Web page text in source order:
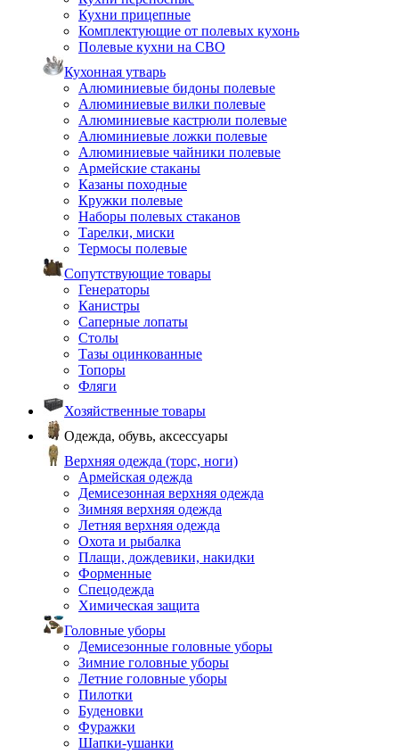
Кухни прицепные
Комплектующие от полевых кухонь
Полевые кухни на СВО
Кухонная утварь
Алюминиевые бидоны полевые
Алюминиевые вилки полевые
Алюминиевые кастрюли полевые
Алюминиевые ложки полевые
Алюминиевые чайники полевые
Армейские стаканы
Казаны походные
Кружки полевые
Наборы полевых стаканов
Тарелки, миски
Термосы полевые
Сопутствующие товары
Генераторы
Канистры
Саперные лопаты
Столы
Тазы оцинкованные
Топоры
Фляги
Хозяйственные товары
Одежда, обувь, аксессуары
Верхняя одежда (торс, ноги)
Армейская одежда
Демисезонная верхняя одежда
Зимняя верхняя одежда
Летняя верхняя одежда
Охота и рыбалка
Плащи, дождевики, накидки
Форменные
Спецодежда
Химическая защита
Головные уборы
Демисезонные головные уборы
Зимние головные уборы
Летние головные уборы
Пилотки
Буденовки
Фуражки
Шапки-ушанки